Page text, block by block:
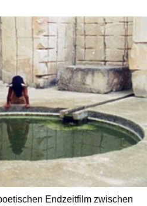
Endzeitfilm zwischen